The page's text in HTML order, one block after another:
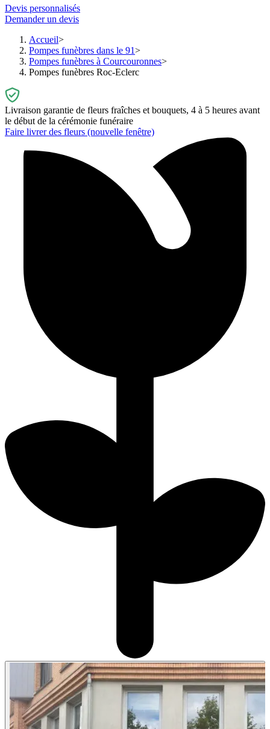
Devis personnalisés
Demander un devis
Accueil
Pompes funèbres dans le 91
Pompes funèbres à Courcouronnes
Pompes funèbres Roc-Eclerc
Livraison garantie de fleurs fraîches et bouquets, 4 à 5 heures avant
le début de la cérémonie funéraire
Faire livrer des fleurs (nouvelle fenêtre)